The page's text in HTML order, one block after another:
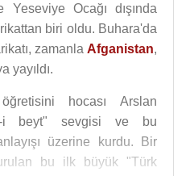
Ocağı dışında
biri oldu. Buhara'da
zamanla Afganistan,
yayıldı.
hocası Arslan
i beyt" sevgisi ve bu
üzerine kurdu. Bir
bu ilk büyük "Türk